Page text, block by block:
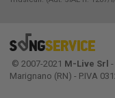
© 2007-2021 M-Live Srl
Marignano (RN) - P.IVA